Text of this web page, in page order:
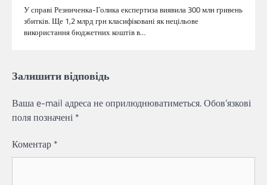
У справі Резниченка-Голика експертиза виявила 300 млн гривень
збитків. Ще 1,2 млрд грн класифіковані як нецільове
використання бюджетних коштів в…
Залишити відповідь
Ваша e-mail адреса не оприлюднюватиметься.Обов’язкові
поля позначені *
Коментар *